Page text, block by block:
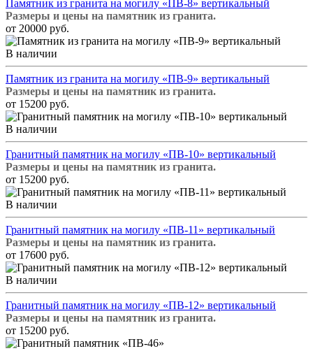
Памятник из гранита на могилу «ПВ-8» вертикальный
Размеры и цены на памятник из гранита.
от 20000 руб.
В наличии
Памятник из гранита на могилу «ПВ-9» вертикальный
Размеры и цены на памятник из гранита.
от 15200 руб.
В наличии
Гранитный памятник на могилу «ПВ-10» вертикальный
Размеры и цены на памятник из гранита.
от 15200 руб.
В наличии
Гранитный памятник на могилу «ПВ-11» вертикальный
Размеры и цены на памятник из гранита.
от 17600 руб.
В наличии
Гранитный памятник на могилу «ПВ-12» вертикальный
Размеры и цены на памятник из гранита.
от 15200 руб.